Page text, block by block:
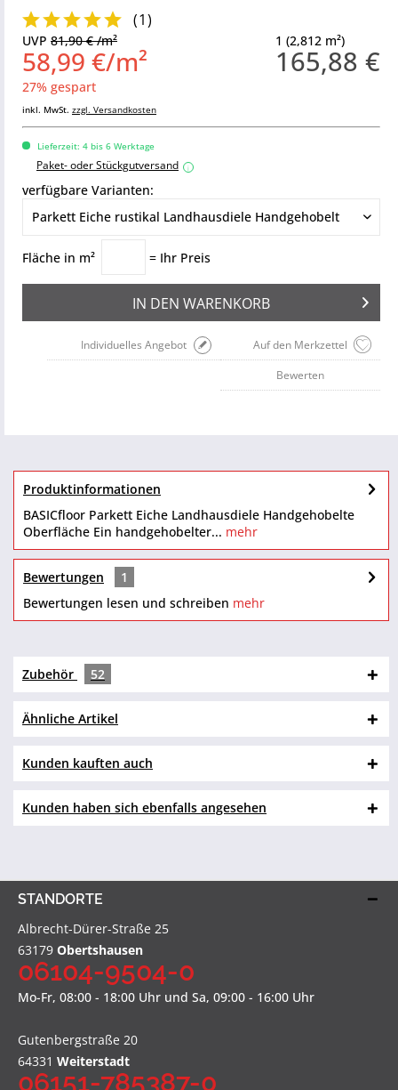
(1)
1 (2,812 m²)
165,88 €
UVP 81,90 € /m²
58,99 €/m²
27% gespart
inkl. MwSt. zzgl. Versandkosten
Lieferzeit: 4 bis 6 Werktage
Paket- oder Stückgutversand i
verfügbare Varianten:
Fläche in m² = Ihr Preis
IN DEN WARENKORB
Auf den Merkzettel
Individuelles Angebot
Bewerten
Produktinformationen
BASICfloor Parkett Eiche Landhausdiele Handgehobelte
Oberfläche Ein handgehobelter... mehr
Bewertungen
1
Bewertungen lesen und schreiben mehr
Zubehör 52
Ähnliche Artikel
Kunden kauften auch
Kunden haben sich ebenfalls angesehen
STANDORTE
Albrecht-Dürer-Straße 25
63179 Obertshausen
06104-9504-0
Mo-Fr, 08:00 - 18:00 Uhr und Sa, 09:00 - 16:00 Uhr
Gutenbergstraße 20
64331 Weiterstadt
06151-785387-0